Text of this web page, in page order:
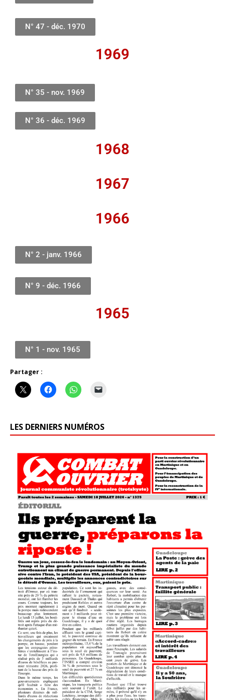
N° 47 - déc. 1970
1969
N° 35 - nov. 1969
N° 36 - déc. 1969
1968
1967
1966
N° 2 - janv. 1966
N° 9 - déc. 1966
1965
N° 1 - nov. 1965
Partager :
LES DERNIERS NUMÉROS